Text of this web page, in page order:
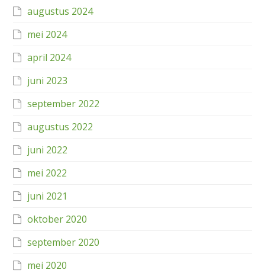
augustus 2024
mei 2024
april 2024
juni 2023
september 2022
augustus 2022
juni 2022
mei 2022
juni 2021
oktober 2020
september 2020
mei 2020